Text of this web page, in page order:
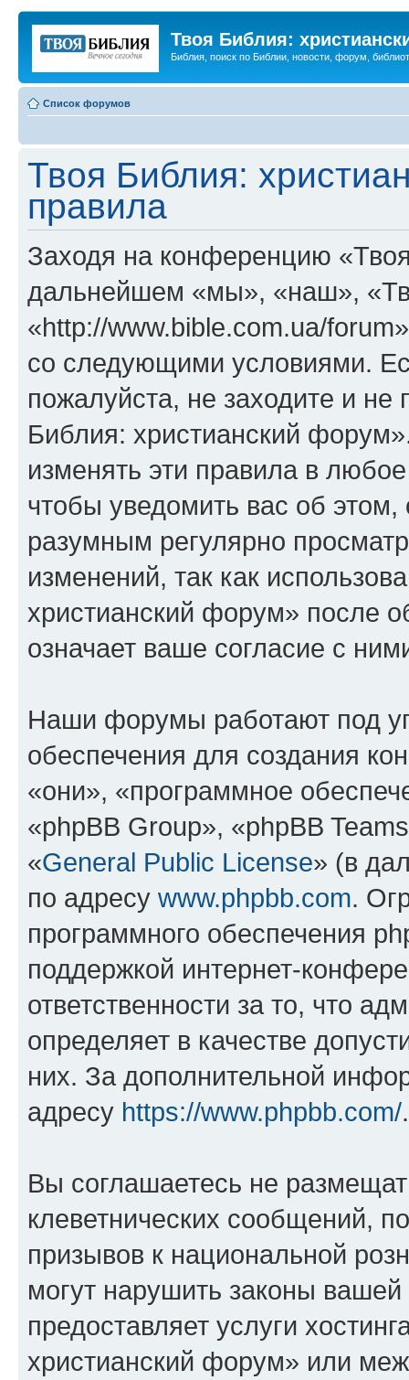
Твоя Библия:
Библия, поиск по Библии, новости, форум,
Список форумов
Твоя Библия:
правила
Заходя на конференцию
дальнейшем «мы», «наш»,
«http://www.bible.com.ua/
со следующими условиями.
пожалуйста, не заходите и
Библия: христианский
изменять эти правила в
чтобы уведомить вас об
разумным регулярно
изменений, так как
христианский форум» после
означает ваше согласие с
Наши форумы работают под
обеспечения для создания
«они», «программное
«phpBB Group», «phpBB
«General Public License» (в
по адресу www.phpbb.com.
программного обеспечения
поддержкой интернет-
ответственности за то, что
определяет в качестве
них. За дополнительной
адресу https://www.phpbb.com/.
Вы соглашаетесь не
клеветнических сообщений,
призывов к национальной
могут нарушить законы
предоставляет услуги
христианский форум» или